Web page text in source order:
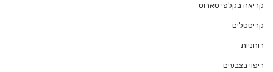
קריאה בקלפי טארוט
קריסטלים
רוחניות
ריפוי בצבעים